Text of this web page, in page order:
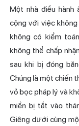
Một nhà điều hành
cộng với việc
không có kiểm
không thể chấp
sau khi bị đóng
Chúng là một chiến
vỏ bọc pháp lý và
miền bị tắt vào
Giêng dưới cùng